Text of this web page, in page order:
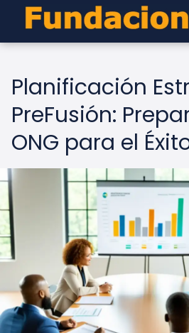
Planificación
PreFusión:
ONG para el